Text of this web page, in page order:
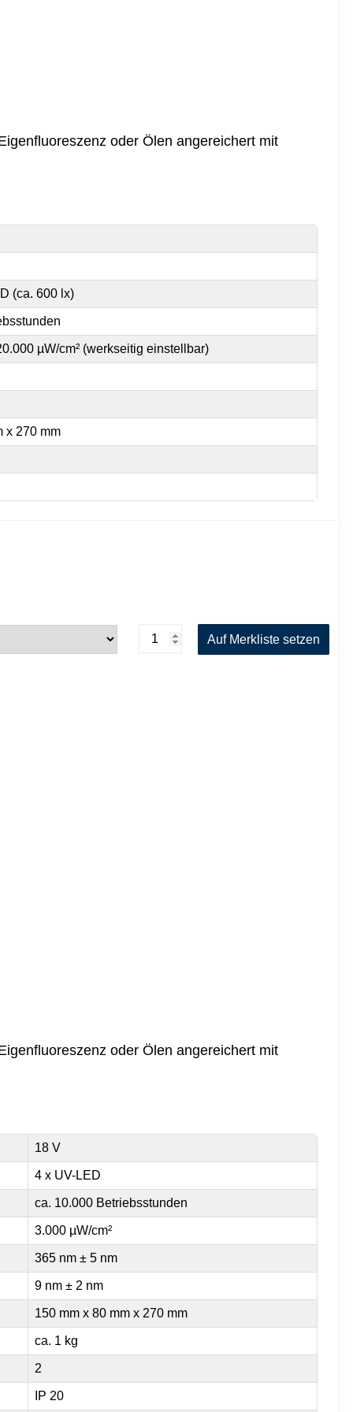
oder Ölen angereichert mit
(ca. 600 lx)
µW/cm² (werkseitig einstellbar)
x 270 mm
Inspector
Auf Merkliste setzen
oder Ölen angereichert mit
18 V
4 x UV-LED
ca. 10.000 Betriebsstunden
3.000 µW/cm²
365 nm ± 5 nm
9 nm ± 2 nm
150 mm x 80 mm x 270 mm
ca. 1 kg
2
IP 20